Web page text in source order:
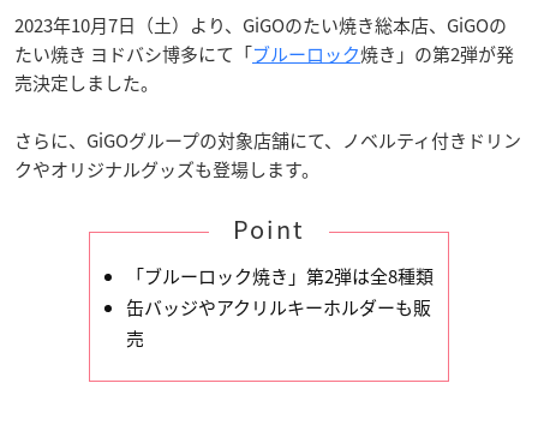
2023年10月7日（土）より、GiGOのたい焼き総本店、GiGOの
たい焼き ヨドバシ博多にて「ブルーロック焼き」の第2弾が発
売決定しました。
さらに、GiGOグループの対象店舗にて、ノベルティ付きドリン
クやオリジナルグッズも登場します。
Point
「ブルーロック焼き」第2弾は全8種類
缶バッジやアクリルキーホルダーも販
売